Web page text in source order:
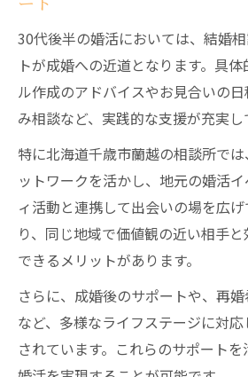
30代後半の婚活においては、結婚
トが成婚への近道となります。具
ル作成のアドバイスやお見合いの
み相談など、実践的な支援が充実し
特に北海道千歳市蘭越の相談所で
ットワークを活かし、地元の婚活
ィ活動と連携して出会いの場を広
り、同じ地域で価値観の近い相手
できるメリットがあります。
さらに、成婚後のサポートや、再
など、多様なライフステージに対
されています。これらのサポート